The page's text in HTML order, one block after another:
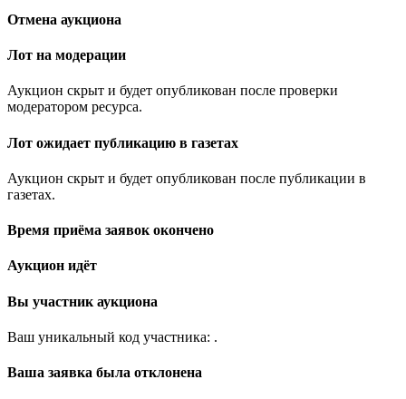
Отмена аукциона
Лот на модерации
Аукцион скрыт и будет опубликован после проверки
модератором ресурса.
Лот ожидает публикацию в газетах
Аукцион скрыт и будет опубликован после публикации в
газетах.
Время приёма заявок окончено
Аукцион идёт
Вы участник аукциона
Ваш уникальный код участника: .
Ваша заявка была отклонена